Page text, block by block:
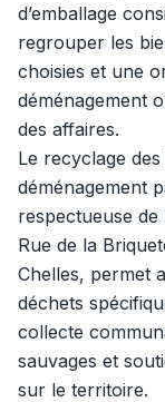
d’emballage
regrouper les
choisies et une
déménagement
des affaires.
Le recyclage
déménagement
respectueuse de
Rue de la
Chelles, permet
déchets
collecte
sauvages et
sur le territoire.